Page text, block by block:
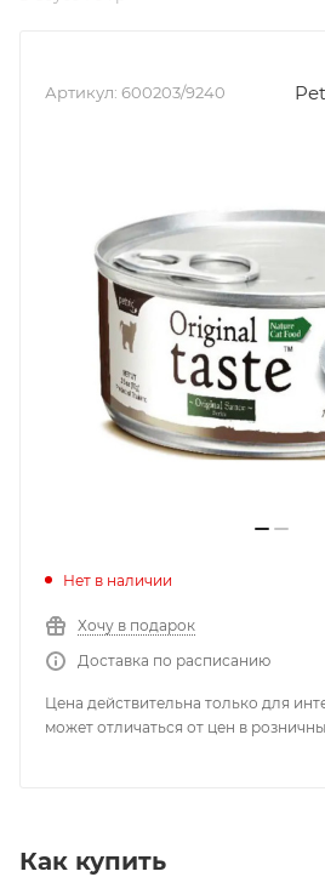
Артикул: 600203/9240
Нет в наличии
Хочу в подарок
Доставка по расписанию
Цена действительна только для
может отличаться от цен в
Как купить